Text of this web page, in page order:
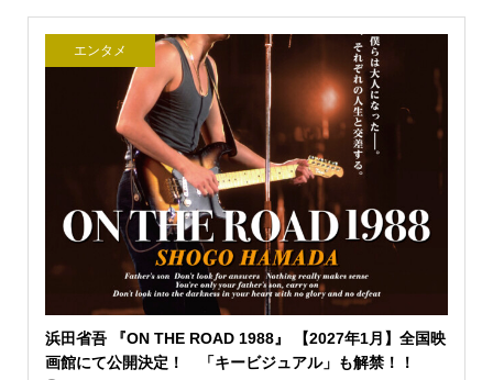
エンタメ
浜田省吾 『ON THE ROAD 1988』 【2027年1月】全国映
画館にて公開決定！ 「キービジュアル」も解禁！！